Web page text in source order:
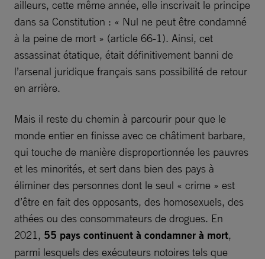
ailleurs, cette même année, elle inscrivait le principe
dans sa Constitution : « Nul ne peut être condamné
à la peine de mort » (article 66-1). Ainsi, cet
assassinat étatique, était définitivement banni de
l’arsenal juridique français sans possibilité de retour
en arrière.
Mais il reste du chemin à parcourir pour que le
monde entier en finisse avec ce châtiment barbare,
qui touche de manière disproportionnée les pauvres
et les minorités, et sert dans bien des pays à
éliminer des personnes dont le seul « crime » est
d’être en fait des opposants, des homosexuels, des
athées ou des consommateurs de drogues. En
2021, 55 pays continuent à condamner à mort,
parmi lesquels des exécuteurs notoires tels que